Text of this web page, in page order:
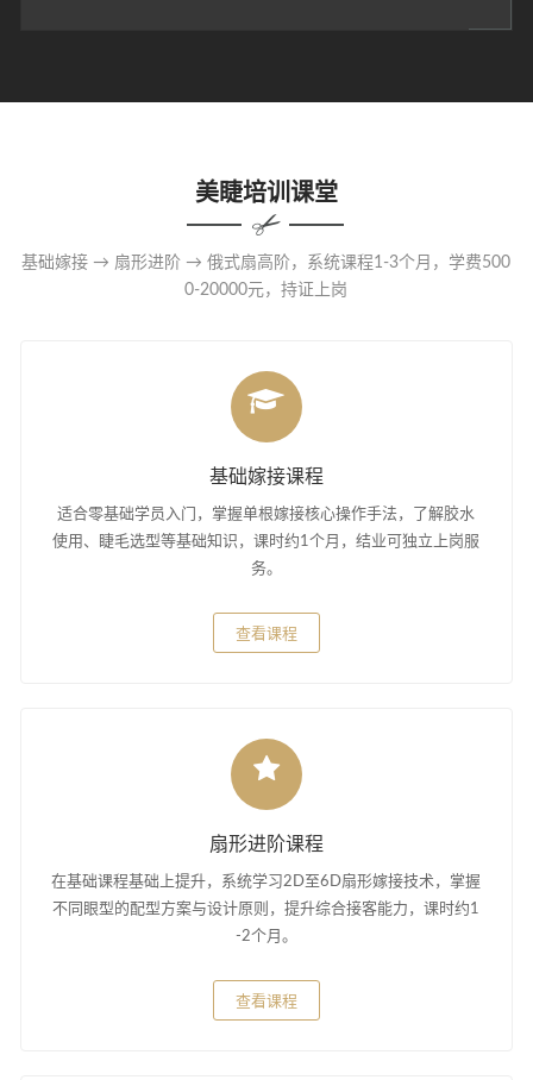
美睫培训课堂
基础嫁接 → 扇形进阶 → 俄式扇高阶，系统课程1-3个月，学费500
0-20000元，持证上岗
基础嫁接课程
适合零基础学员入门，掌握单根嫁接核心操作手法，了解胶水
使用、睫毛选型等基础知识，课时约1个月，结业可独立上岗服
务。
查看课程
扇形进阶课程
在基础课程基础上提升，系统学习2D至6D扇形嫁接技术，掌握
不同眼型的配型方案与设计原则，提升综合接客能力，课时约1
-2个月。
查看课程